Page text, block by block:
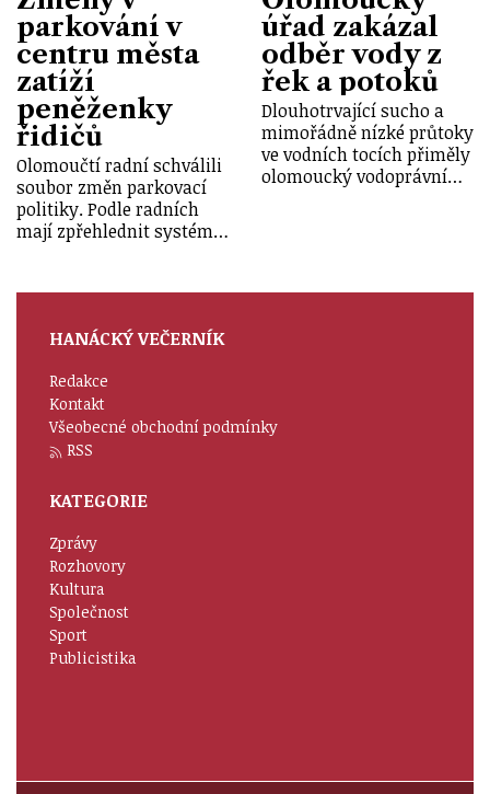
parkování v
centru města
zatíží
peněženky
řidičů
Olomoučtí radní schválili
soubor změn parkovací
politiky. Podle radních
mají zpřehlednit systém…
úřad zakázal
odběr vody z
řek a potoků
Dlouhotrvající sucho a
mimořádně nízké průtoky
ve vodních tocích přiměly
olomoucký vodoprávní…
HANÁCKÝ VEČERNÍK
Redakce
Kontakt
Všeobecné obchodní podmínky
RSS
KATEGORIE
Zprávy
Rozhovory
Kultura
Společnost
Sport
Publicistika